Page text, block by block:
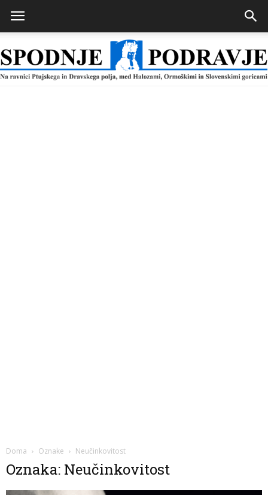
Doma Oznake Neučinkovitost
Oznaka: Neučinkovitost